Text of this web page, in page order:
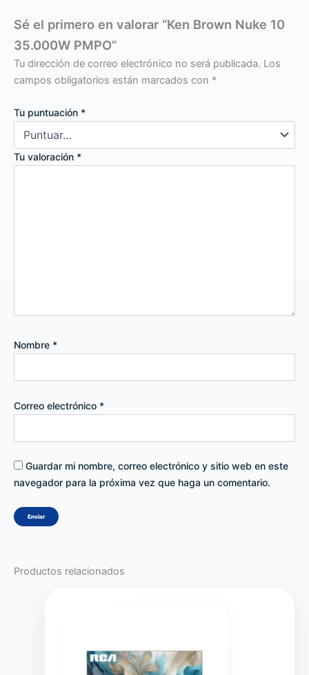
Sé el primero en valorar “Ken Brown Nuke 10
35.000W PMPO”
Tu dirección de correo electrónico no será publicada. Los
campos obligatorios están marcados con *
Tu puntuación *
Tu valoración *
Nombre *
Correo electrónico *
Guardar mi nombre, correo electrónico y sitio web en este
navegador para la próxima vez que haga un comentario.
Productos relacionados